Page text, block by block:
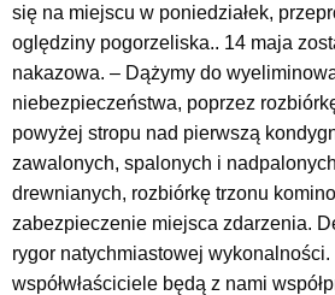
się na miejscu w poniedziałek,
oględziny pogorzeliska.. 14 maja
nakazowa. – Dążymy do
niebezpieczeństwa, poprzez
powyżej stropu nad pierwszą
zawalonych, spalonych i
drewnianych, rozbiórkę trzonu
zabezpieczenie miejsca zdarzenia.
rygor natychmiastowej
współwłaściciele będą z nami